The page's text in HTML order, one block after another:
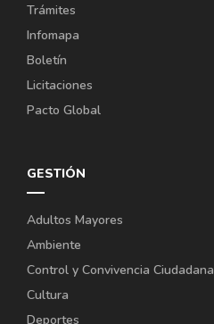
Trámites
Infomapa
Boletín
Licitaciones
Pacto Global
GESTIÓN
Adultos Mayores
Ambiente
Control y Convivencia Ciudadana
Cultura
Deportes